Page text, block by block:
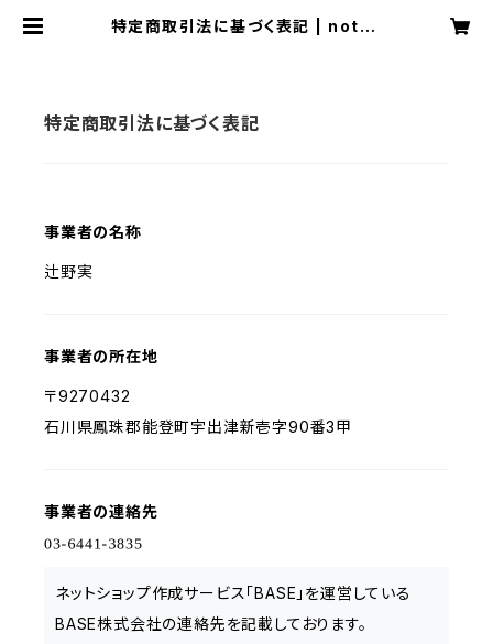
特定商取引法に基づく表記 | noton
特定商取引法に基づく表記
事業者の名称
辻野実
事業者の所在地
〒9270432
石川県鳳珠郡能登町宇出津新壱字90番3甲
事業者の連絡先
ネットショップ作成サービス「BASE」を運営している
BASE株式会社の連絡先を記載しております。